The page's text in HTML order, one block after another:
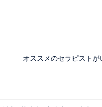
オススメのセラピスト